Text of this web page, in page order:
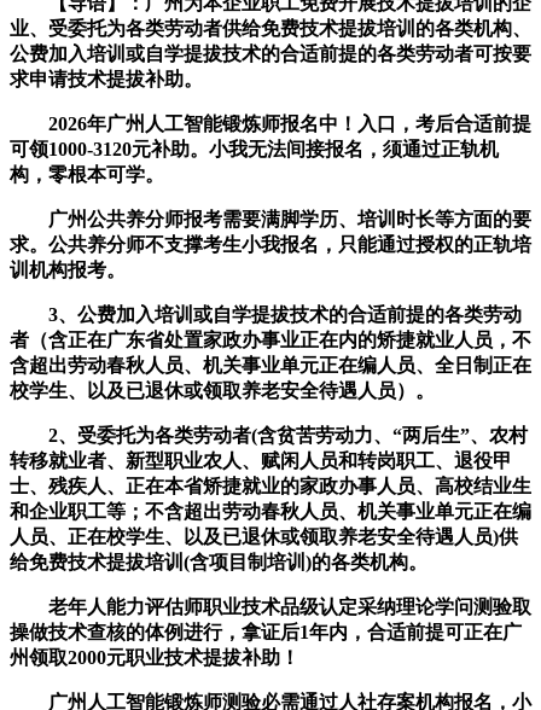
业、受委托为各类劳动者供给免费技术提拔培训的各类机构、
公费加入培训或自学提拔技术的合适前提的各类劳动者可按要
求申请技术提拔补助。
2026年广州人工智能锻炼师报名中！入口，考后合适前提
可领1000-3120元补助。小我无法间接报名，须通过正轨机
构，零根本可学。
广州公共养分师报考需要满脚学历、培训时长等方面的要
求。公共养分师不支撑考生小我报名，只能通过授权的正轨培
训机构报考。
3、公费加入培训或自学提拔技术的合适前提的各类劳动
者（含正在广东省处置家政办事业正在内的矫捷就业人员，不
含超出劳动春秋人员、机关事业单元正在编人员、全日制正在
校学生、以及已退休或领取养老安全待遇人员）。
2、受委托为各类劳动者(含贫苦劳动力、“两后生”、农村
转移就业者、新型职业农人、赋闲人员和转岗职工、退役甲
士、残疾人、正在本省矫捷就业的家政办事人员、高校结业生
和企业职工等；不含超出劳动春秋人员、机关事业单元正在编
人员、正在校学生、以及已退休或领取养老安全待遇人员)供
给免费技术提拔培训(含项目制培训)的各类机构。
老年人能力评估师职业技术品级认定采纳理论学问测验取
操做技术查核的体例进行，拿证后1年内，合适前提可正在广
州领取2000元职业技术提拔补助！
广州人工智能锻炼师测验必需通过人社存案机构报名，小